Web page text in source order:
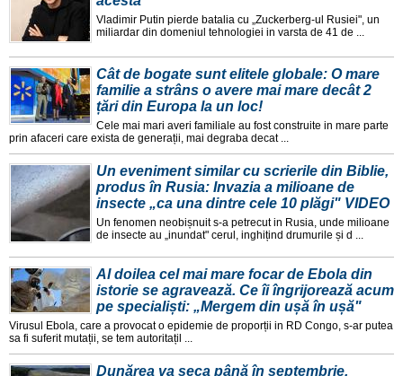
Vladimir Putin pierde batalia cu „Zuckerberg-ul Rusiei", un
miliardar din domeniul tehnologiei in varsta de 41 de ...
Cât de bogate sunt elitele globale: O mare
familie a strâns o avere mai mare decât 2
țări din Europa la un loc!
Cele mai mari averi familiale au fost construite in mare parte
prin afaceri care exista de generații, mai degraba decat ...
Un eveniment similar cu scrierile din Biblie,
produs în Rusia: Invazia a milioane de
insecte „ca una dintre cele 10 plăgi" VIDEO
Un fenomen neobișnuit s-a petrecut in Rusia, unde milioane
de insecte au „inundat" cerul, inghițind drumurile și d ...
Al doilea cel mai mare focar de Ebola din
istorie se agravează. Ce îi îngrijorează acum
pe specialiști: „Mergem din ușă în ușă"
Virusul Ebola, care a provocat o epidemie de proporții in RD Congo, s-ar putea
sa fi suferit mutații, se tem autoritațil ...
Dunărea va seca până în septembrie.